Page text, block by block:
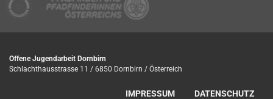
Offene Jugendarbeit Dornbirn
Schlachthausstrasse 11 / 6850 Dornbirn / Österreich
IMPRESSUM DATENSCHUTZ